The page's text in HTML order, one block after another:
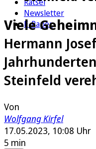
Newsletter
E-Paper
Viele
Hermann
Steinfeld
Von
Wolfgang Kirfel
17.05.2023, 10:08 Uhr
5 min